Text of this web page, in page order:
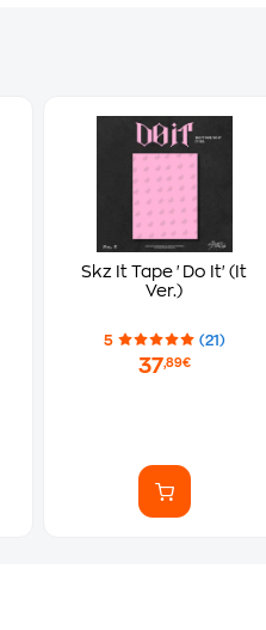
Skz It Tape 'Do It' (It
Ver.)
5 (21)
37,89€